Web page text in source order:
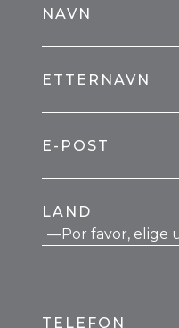
NAVN
ETTERNAVN
E-POST
LAND
TELEFON